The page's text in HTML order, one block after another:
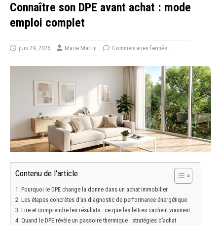
Connaître son DPE avant achat : mode
emploi complet
juin 29, 2026 Marie Martin Commentaires fermés
Contenu de l'article
Pourquoi le DPE change la donne dans un achat immobilier
Les étapes concrètes d’un diagnostic de performance énergétique
Lire et comprendre les résultats : ce que les lettres cachent vraiment
Quand le DPE révèle un passoire thermique : stratégies d’achat